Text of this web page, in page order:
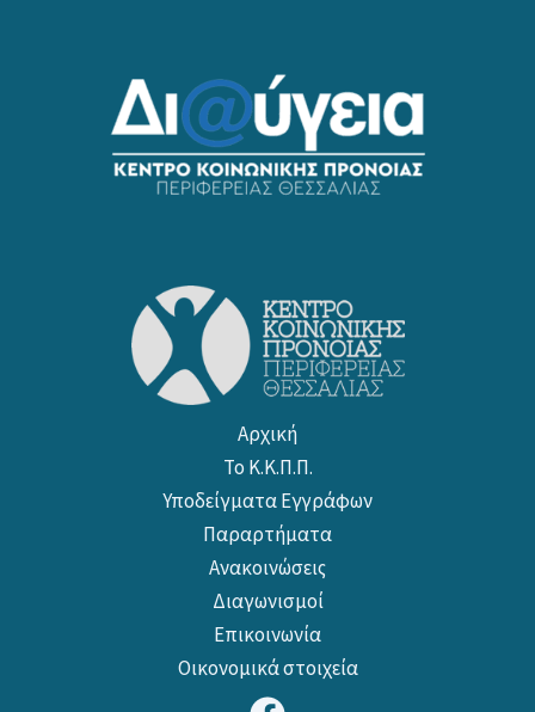
Αρχική
Το Κ.Κ.Π.Π.
Υποδείγματα Εγγράφων
Παραρτήματα
Ανακοινώσεις
Διαγωνισμοί
Επικοινωνία
Οικονομικά στοιχεία